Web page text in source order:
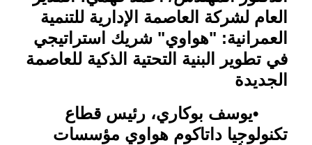
العام لشركة العاصمة الإدارية للتنمية
العمرانية: "هواوي" شريك استراتيجي
في تطوير البنية التحتية الذكية للعاصمة
الجديدة
•يوسف بوكاري، رئيس قطاع
تكنولوجيا داتاكوم هواوي مؤسسات